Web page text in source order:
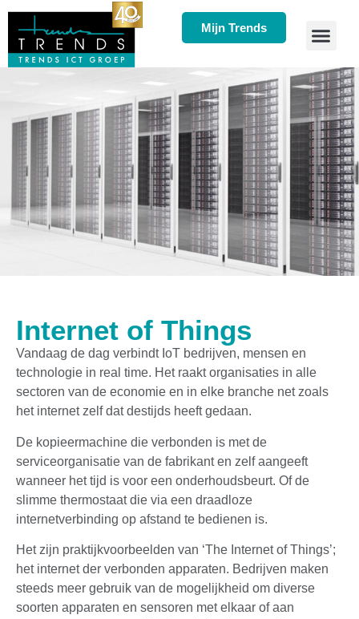
Mijn Trends
Internet of Things
Vandaag de dag verbindt IoT bedrijven, mensen en
technologie in real time. Het raakt organisaties in alle
sectoren van de economie en in elke branche net zoals
het internet zelf dat destijds heeft gedaan.
De kopieermachine die verbonden is met de
serviceorganisatie van de fabrikant en zelf aangeeft
wanneer het tijd is voor een onderhoudsbeurt. Of de
slimme thermostaat die via een draadloze
internetverbinding op afstand te bedienen is.
Het zijn praktijkvoorbeelden van ‘The Internet of Things’;
het internet der verbonden apparaten. Bedrijven maken
steeds meer gebruik van de mogelijkheid om diverse
soorten apparaten en sensoren met elkaar of aan